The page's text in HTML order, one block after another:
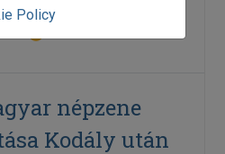
Halász Péter
népzene
Kodály után
Policy